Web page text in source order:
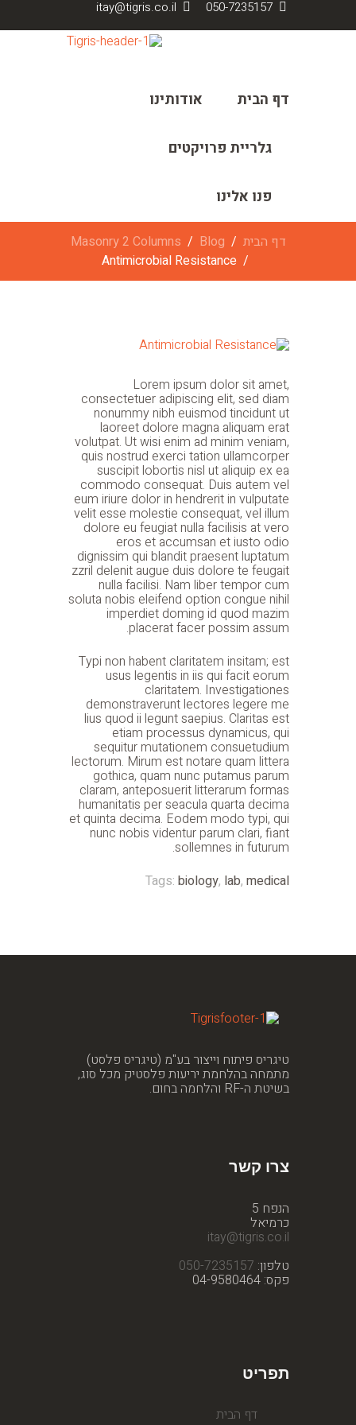
050-7235157
itay@tigris.co.il
דף הבית אודותינו
גלריית פרויקטים
פנו אלינו
דף הבית Blog
Masonry 2 Columns
Antimicrobial Resistance
Lorem ipsum dolor sit amet,
consectetuer adipiscing elit, sed diam
nonummy nibh euismod tincidunt ut
laoreet dolore magna aliquam erat
volutpat. Ut wisi enim ad minim veniam,
quis nostrud exerci tation ullamcorper
suscipit lobortis nisl ut aliquip ex ea
commodo consequat. Duis autem vel
eum iriure dolor in hendrerit in vulputate
velit esse molestie consequat, vel illum
dolore eu feugiat nulla facilisis at vero
eros et accumsan et iusto odio
dignissim qui blandit praesent luptatum
zzril delenit augue duis dolore te feugait
nulla facilisi. Nam liber tempor cum
soluta nobis eleifend option congue nihil
imperdiet doming id quod mazim
placerat facer possim assum.
Typi non habent claritatem insitam; est
usus legentis in iis qui facit eorum
claritatem. Investigationes
demonstraverunt lectores legere me
lius quod ii legunt saepius. Claritas est
etiam processus dynamicus, qui
sequitur mutationem consuetudium
lectorum. Mirum est notare quam littera
gothica, quam nunc putamus parum
claram, anteposuerit litterarum formas
humanitatis per seacula quarta decima
et quinta decima. Eodem modo typi, qui
nunc nobis videntur parum clari, fiant
sollemnes in futurum.
Tags: biology, lab, medical
טיגריס פיתוח וייצור בע"מ (טיגריס פלסט)
מתמחה בהלחמת יריעות פלסטיק מכל סוג,
בשיטת ה-RF והלחמה בחום.
צרו קשר
הנפח 5
כרמיאל
itay@tigris.co.il
טלפון: 050-7235157
פקס: 04-9580464
תפריט
דף הבית